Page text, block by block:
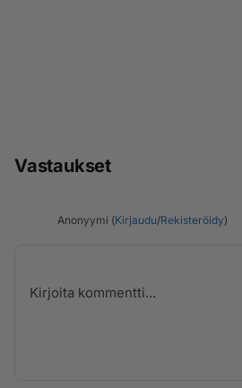
Vastaukset
Anonyymi (Kirjaudu/Rekisteröidy)